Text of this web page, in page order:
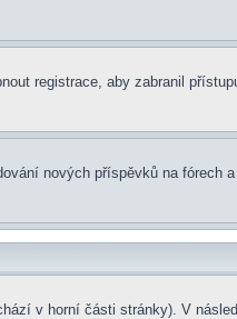
registrace, aby zabranil
nových příspěvků na fórech
v horní části stránky). V